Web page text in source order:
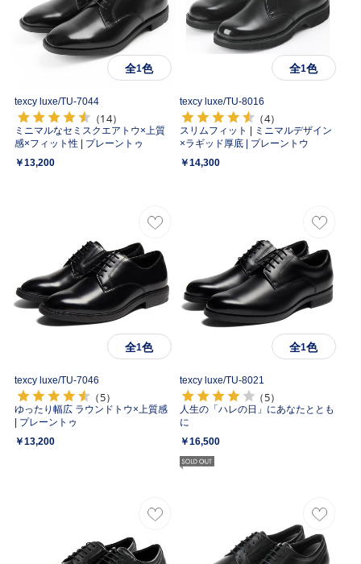
全1色
texcy luxe/TU-7044
（14）
ミニマルなセミスクエアトウ×上質
感×フィット性 | プレーントゥ
￥13,200
全1色
texcy luxe/TU-8016
（4）
スリムフィット | ミニマルデザイン
×ラギッド厚底 | プレーントウ
￥14,300
全1色
texcy luxe/TU-7046
（5）
ゆったり幅広 ラウンドトウ×上質感
| プレーントゥ
￥13,200
全1色
texcy luxe/TU-8021
（5）
人生の「ハレの日」にあなたととも
に
￥16,500